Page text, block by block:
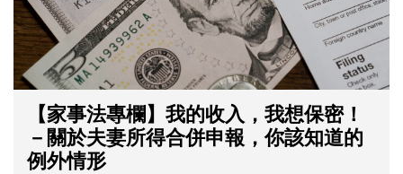
【家事法專欄】我的收入，我想保密！
－關於夫妻所得合併申報，你該知道的
例外情形